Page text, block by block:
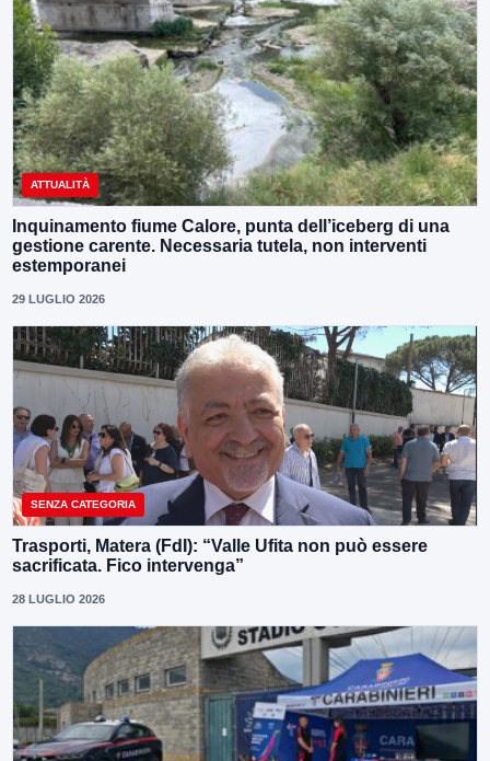
ATTUALITÀ
Inquinamento fiume Calore, punta dell’iceberg di una
gestione carente. Necessaria tutela, non interventi
estemporanei
29 LUGLIO 2026
SENZA CATEGORIA
Trasporti, Matera (FdI): “Valle Ufita non può essere
sacrificata. Fico intervenga”
28 LUGLIO 2026